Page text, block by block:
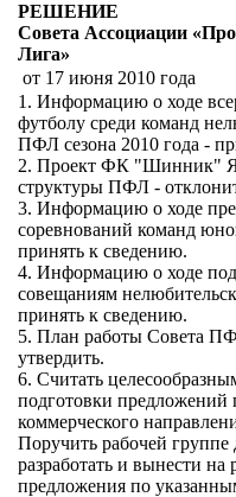
РЕШЕНИЕ
Совета Ассоциации
Лига»
от 17 июня 2010 года
1. Информацию о ходе
футболу среди команд
ПФЛ сезона 2010 года -
2. Проект ФК "Шинник"
структуры ПФЛ -
3. Информацию о ходе
соревнований команд
принять к сведению.
4. Информацию о ходе
совещаниям
принять к сведению.
5. План работы Совета
утвердить.
6. Считать
подготовки предложений
коммерческого
Поручить рабочей группе
разработать и вынести
предложения по